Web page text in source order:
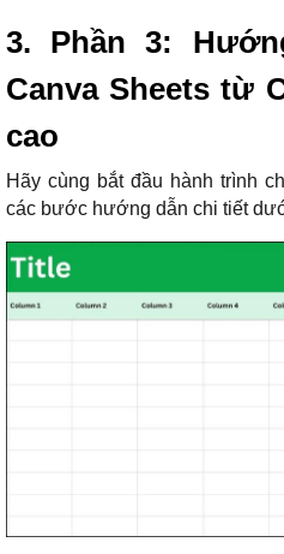
3. Phần 3:
Canva Sheets từ
cao
Hãy cùng bắt đầu hành trình
các bước hướng dẫn chi tiết